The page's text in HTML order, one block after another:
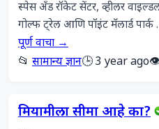
स्पेस अँड रॉकेट सेंटर, व्हीलर
गोल्फ ट्रेल आणि पॉइंट मॅलार्ड पार्क .
पूर्ण वाचा →
📂 सामान्य ज्ञान🕒 3 year ago
मियामीला सीमा आहे का?